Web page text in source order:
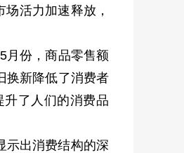
活力加速释放，
月份，商品零售额
换新降低了消费者
了人们的消费品
示出消费结构的深